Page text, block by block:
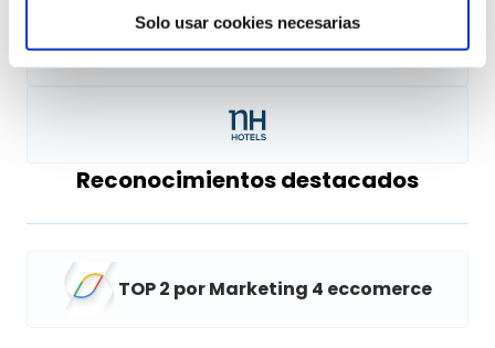
Solo usar cookies necesarias
Reconocimientos destacados
TOP 2 por Marketing 4 eccomerce